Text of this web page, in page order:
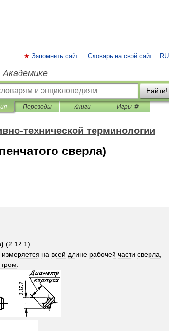
RU
Запомнить сайт Словарь на свой сайт
Академике
Найти!
Переводы Книги Игры ⚽
технической терминологии
сверла)
) (2 12 1)
измеряется на всей длине рабочей части сверла